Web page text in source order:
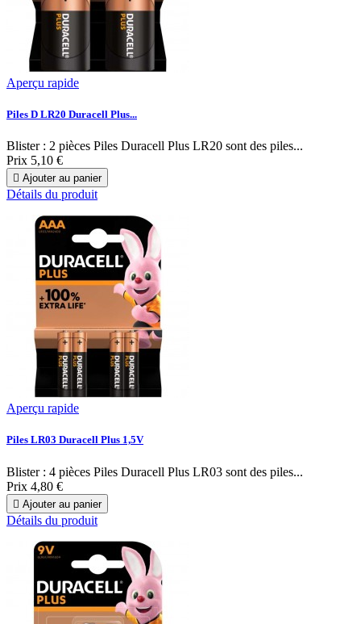
Aperçu rapide
Piles D LR20 Duracell Plus...
Blister : 2 pièces Piles Duracell Plus LR20 sont des piles...
Prix 5,10 €
 Ajouter au panier
Détails du produit
Aperçu rapide
Piles LR03 Duracell Plus 1,5V
Blister : 4 pièces Piles Duracell Plus LR03 sont des piles...
Prix 4,80 €
 Ajouter au panier
Détails du produit